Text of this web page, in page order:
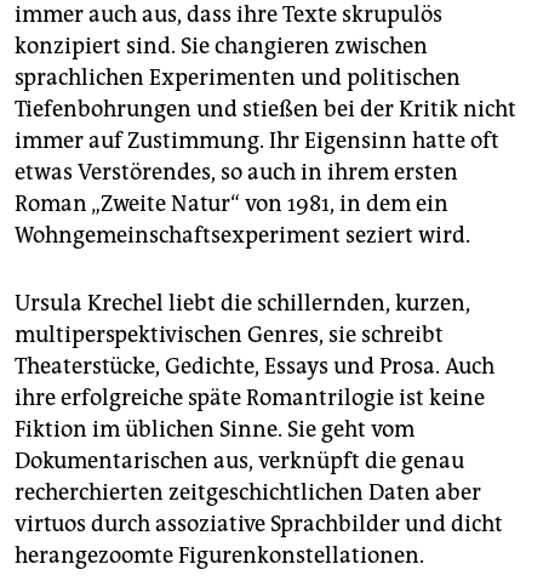
immer auch aus, dass ihre Texte skrupulös
konzipiert sind. Sie changieren zwischen
sprachlichen Experimenten und politischen
Tiefenbohrungen und stießen bei der Kritik nicht
immer auf Zustimmung. Ihr Eigensinn hatte oft
etwas Verstörendes, so auch in ihrem ersten
Roman „Zweite Natur“ von 1981, in dem ein
Wohngemeinschaftsexperiment seziert wird.
Ursula Krechel liebt die schillernden, kurzen,
multiperspektivischen Genres, sie schreibt
Theaterstücke, Gedichte, Essays und Prosa. Auch
ihre erfolgreiche späte Romantrilogie ist keine
Fiktion im üblichen Sinne. Sie geht vom
Dokumentarischen aus, verknüpft die genau
recherchierten zeitgeschichtlichen Daten aber
virtuos durch assoziative Sprachbilder und dicht
herangezoomte Figurenkonstellationen.